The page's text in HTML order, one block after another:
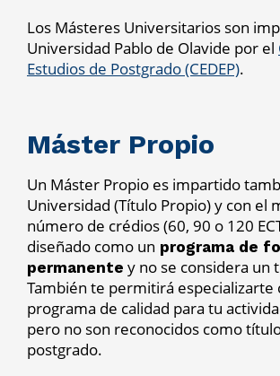
Los Másteres Universitarios son
Universidad Pablo de Olavide por el
Estudios de Postgrado (CEDEP).
Máster Propio
Un Máster Propio es impartido
Universidad (Título Propio) y con el
número de crédios (60, 90 o 120
diseñado como un programa de
permanente y no se considera un
También te permitirá especializarte
programa de calidad para tu
pero no son reconocidos como
postgrado.